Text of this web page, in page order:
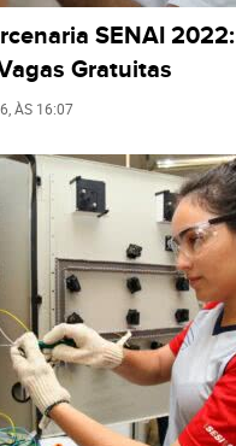
SENAI 2022:
Gratuitas
, ÀS 16:07